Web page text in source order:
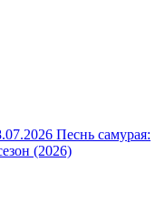
Песнь самурая:
(2026)